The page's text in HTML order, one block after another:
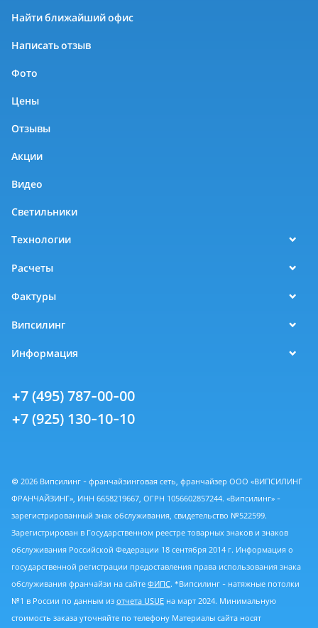
Найти ближайший офис
Написать отзыв
Фото
Цены
Отзывы
Акции
Видео
Светильники
Технологии
Расчеты
Фактуры
Випсилинг
Информация
+7 (495) 787-00-00
+7 (925) 130-10-10
© 2026 Випсилинг - франчайзинговая сеть, франчайзер ООО «ВИПСИЛИНГ
ФРАНЧАЙЗИНГ», ИНН 6658219667, ОГРН 1056602857244. «Випсилинг» -
зарегистрированный знак обслуживания, свидетельство №522599.
Зарегистрирован в Государственном реестре товарных знаков и знаков
обслуживания Российской Федерации 18 сентября 2014 г. Информация о
государственной регистрации предоставления права использования знака
обслуживания франчайзи на сайте ФИПС. *Випсилинг - натяжные потолки
№1 в России по данным из отчета USUE на март 2024. Минимальную
стоимость заказа уточняйте по телефону Материалы сайта носят